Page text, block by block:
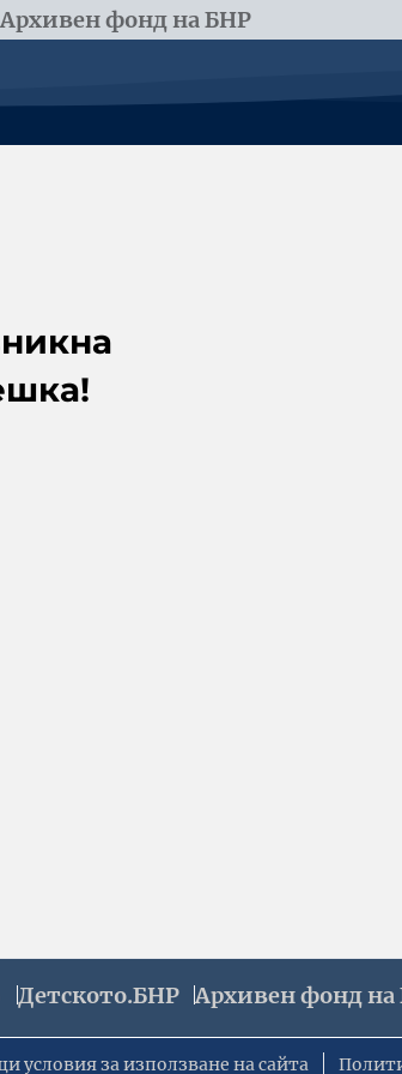
Архивен фонд на БНР
Детското.БНР Архивен фонд на
условия за използване на сайта